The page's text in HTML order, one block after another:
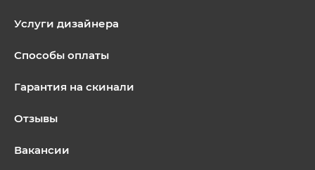
Услуги дизайнера
Способы оплаты
Гарантия на скинали
Отзывы
Вакансии